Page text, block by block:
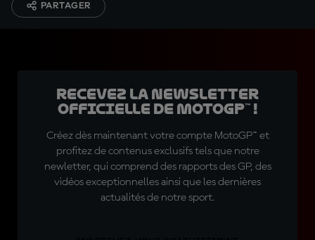
PARTAGER
Recevez la Newsletter
officielle de MotoGP™ !
Créez dès maintenant votre compte MotoGP™ et
profitez de contenus exclusifs tels que notre
newletter, qui comprend des rapports des GP, des
vidéos exceptionnelles ainsi que les dernières
actualités de notre sport.